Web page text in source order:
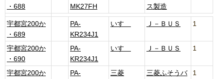
・688
MK27FH
ス製造
宇都宮200か
・689
PA-
KR234J1
いすゞ Ｊ－ＢＵＳ 1
宇都宮200か
・690
PA-
KR234J1
いすゞ Ｊ－ＢＵＳ 1
宇都宮200か
PA-
三菱
三菱ふそうバ
1